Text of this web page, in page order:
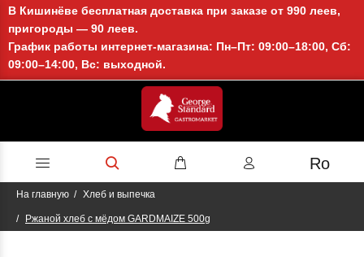
В Кишинёве бесплатная доставка при заказе от 990 леев,
пригороды — 90 леев.
График работы интернет-магазина: Пн–Пт: 09:00–18:00, Сб:
09:00–14:00, Вс: выходной.
Ro
На главную Хлеб и выпечка
Ржаной хлеб с мёдом GARDMAIZE 500g